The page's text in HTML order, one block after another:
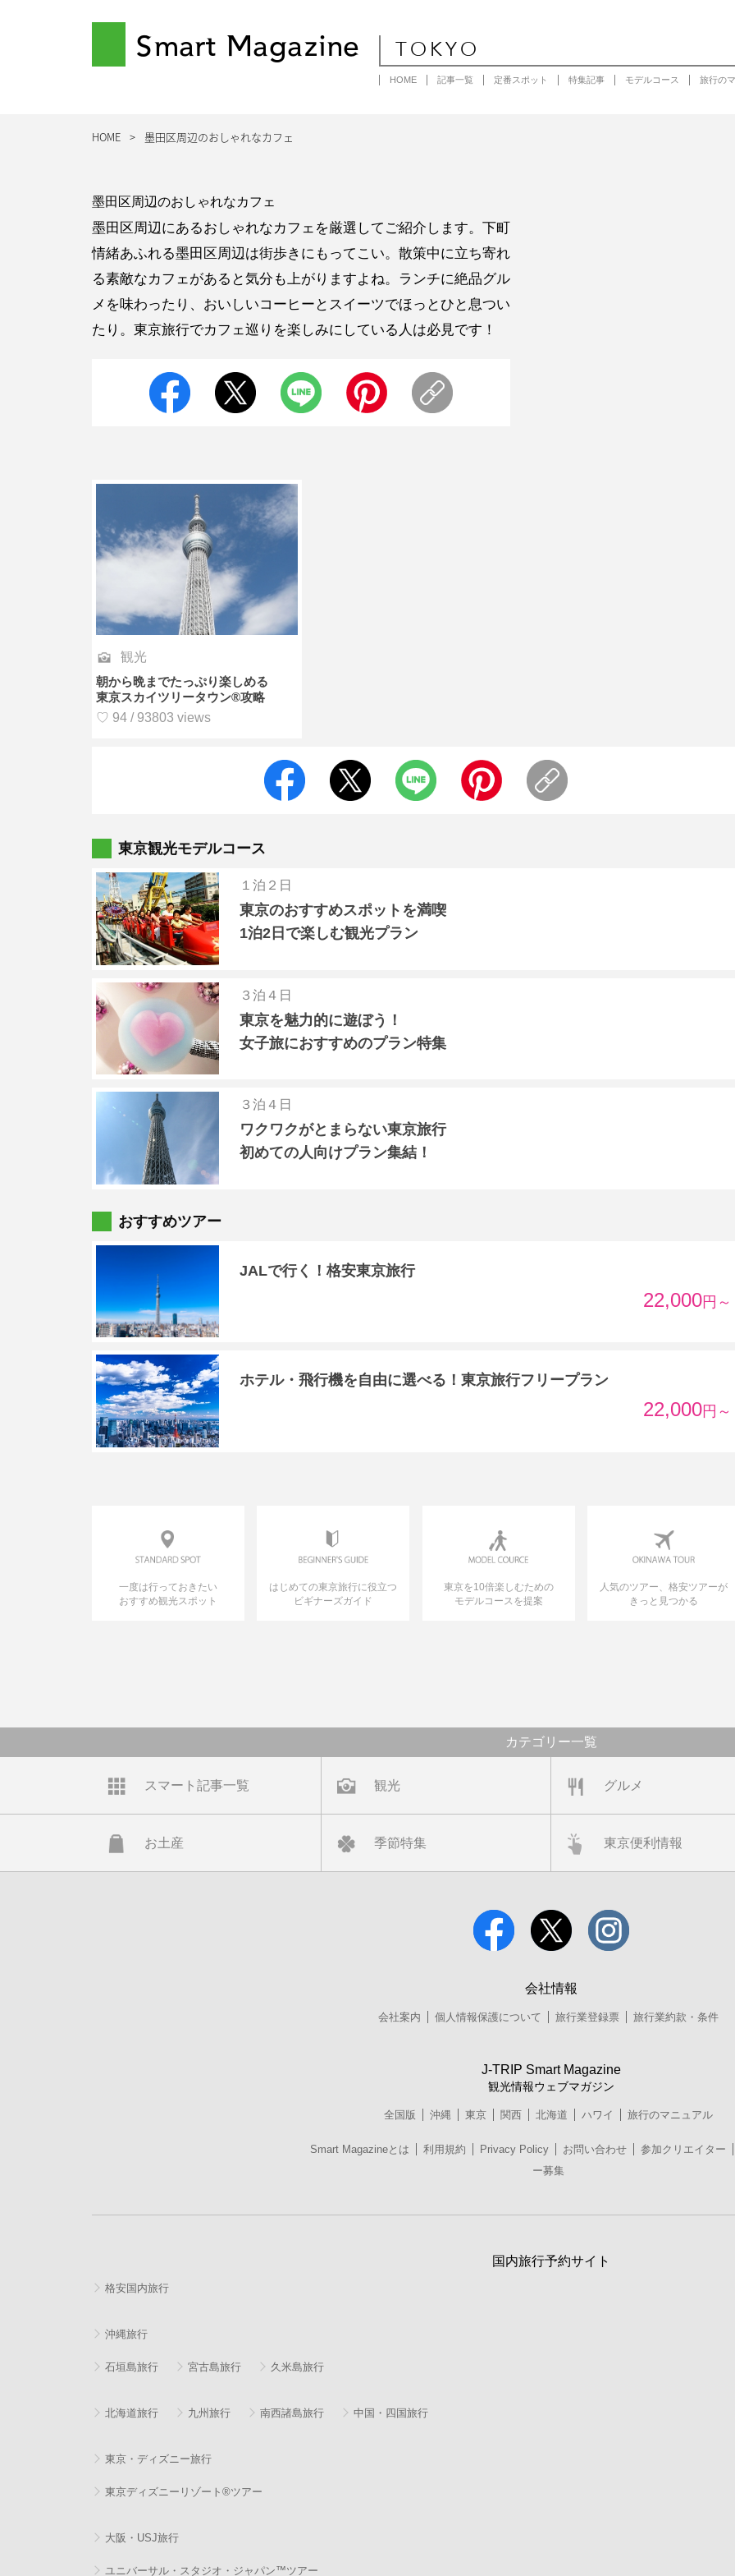
Smart Magazine TOKYO
HOME 記事一覧 定番スポット 特集記事 モデルコース 旅行の
HOME 墨田区周辺のおしゃれなカフェ
墨田区周辺のおしゃれなカフェ
墨田区周辺にあるおしゃれなカフェを厳選してご紹介します。下町
情緒あふれる墨田区周辺は街歩きにもってこい。散策中に立ち寄れ
る素敵なカフェがあると気分も上がりますよね。ランチに絶品グル
メを味わったり、おいしいコーヒーとスイーツでほっとひと息つい
たり。東京旅行でカフェ巡りを楽しみにしている人は必見です！
観光
朝から晩までたっぷり楽しめる
東京スカイツリータウン®攻略
♡ 94 / 93803 views
東京観光モデルコース
１泊２日
東京のおすすめスポットを満喫
1泊2日で楽しむ観光プラン
３泊４日
東京を魅力的に遊ぼう！
女子旅におすすめのプラン特集
３泊４日
ワクワクがとまらない東京旅行
初めての人向けプラン集結！
おすすめツアー
JALで行く！格安東京旅行
22,000円～
ホテル・飛行機を自由に選べる！東京旅行フリープラン
22,000円～
一度は行っておきたい
おすすめ観光スポット
はじめての東京旅行に役立つ
ビギナーズガイド
東京を10倍楽しむための
モデルコースを提案
人気のツアー、格安ツアーが
きっと見つかる
カテゴリー一覧
スマート記事一覧 観光 グルメ
お土産 季節特集 東京便利情報
会社情報
会社案内 個人情報保護について 旅行業登録票 旅行業約款・条件
J-TRIP Smart Magazine
観光情報ウェブマガジン
全国版 沖縄 東京 関西 北海道 ハワイ 旅行のマニュアル
Smart Magazineとは 利用規約 Privacy Policy お問い合わせ 参加クリエイター
ー募集
国内旅行予約サイト
格安国内旅行
沖縄旅行
石垣島旅行 宮古島旅行 久米島旅行
北海道旅行 九州旅行 南西諸島旅行 中国・四国旅行
東京・ディズニー旅行
東京ディズニーリゾート®ツアー
大阪・USJ旅行
ユニバーサル・スタジオ・ジャパン™ツアー